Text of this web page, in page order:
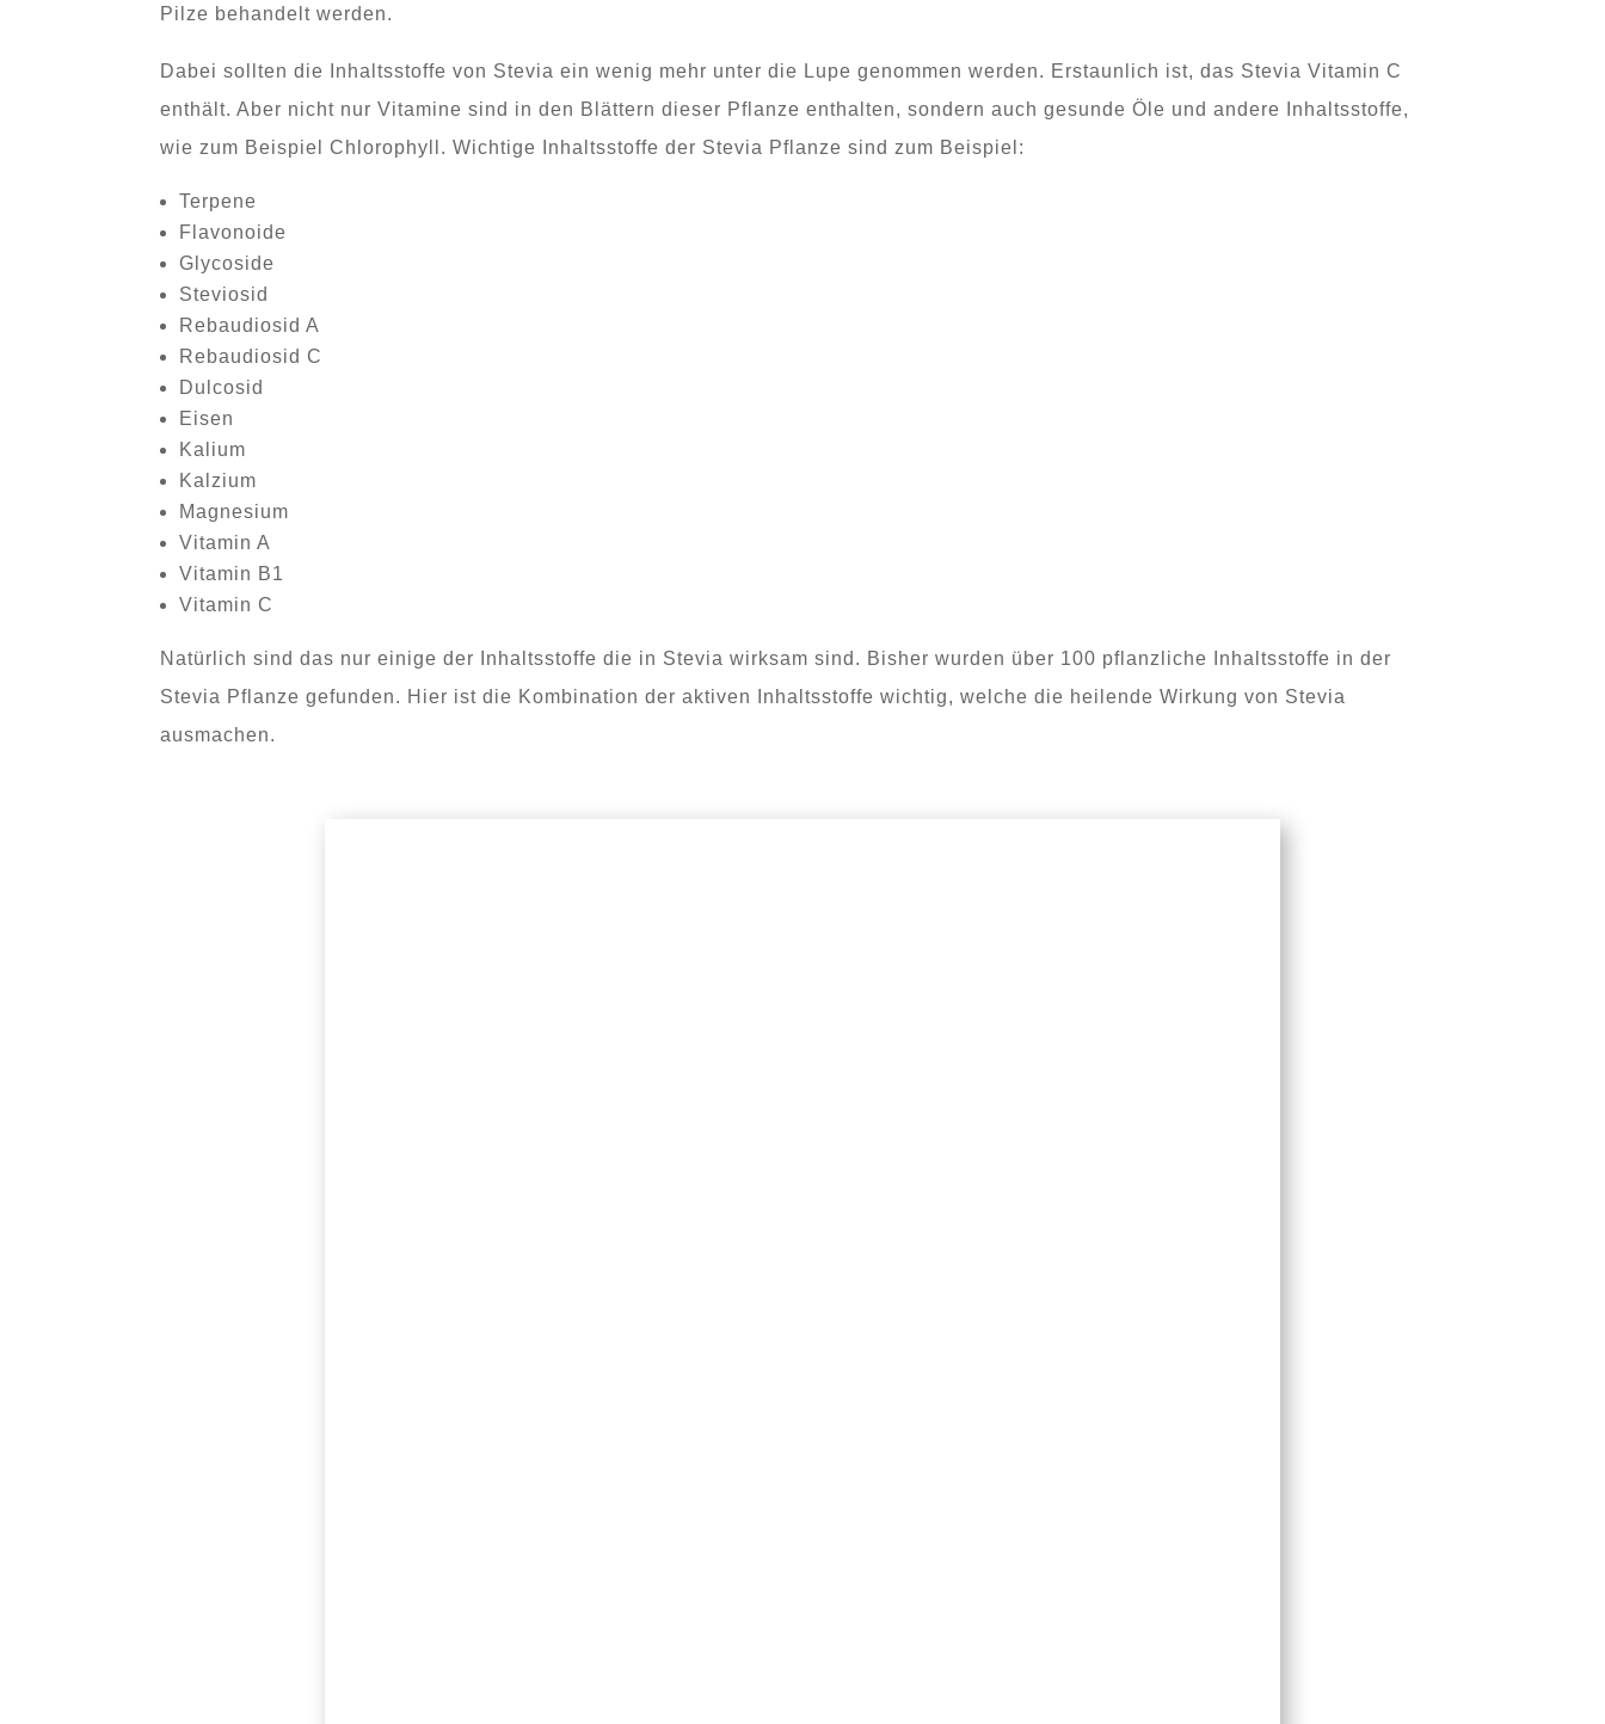
Pilze behandelt werden.
Dabei sollten die Inhaltsstoffe von Stevia ein wenig mehr unter die Lupe genommen werden. Erstaunlich ist, das Stevia Vitamin C
enthält. Aber nicht nur Vitamine sind in den Blättern dieser Pflanze enthalten, sondern auch gesunde Öle und andere Inhaltsstoffe,
wie zum Beispiel Chlorophyll. Wichtige Inhaltsstoffe der Stevia Pflanze sind zum Beispiel:
Terpene
Flavonoide
Glycoside
Steviosid
Rebaudiosid A
Rebaudiosid C
Dulcosid
Eisen
Kalium
Kalzium
Magnesium
Vitamin A
Vitamin B1
Vitamin C
Natürlich sind das nur einige der Inhaltsstoffe die in Stevia wirksam sind. Bisher wurden über 100 pflanzliche Inhaltsstoffe in der
Stevia Pflanze gefunden. Hier ist die Kombination der aktiven Inhaltsstoffe wichtig, welche die heilende Wirkung von Stevia
ausmachen.